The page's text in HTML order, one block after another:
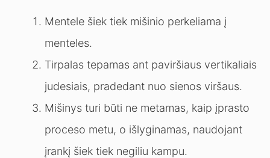
Mentele šiek tiek mišinio perkeliama į
menteles.
Tirpalas tepamas ant paviršiaus vertikaliais
judesiais, pradedant nuo sienos viršaus.
Mišinys turi būti ne metamas, kaip įprasto
proceso metu, o išlyginamas, naudojant
įrankį šiek tiek negiliu kampu.